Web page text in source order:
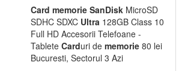
Card memorie SanDisk MicroSD
SDHC SDXC Ultra 128GB Class 10
Full HD Accesorii Telefoane -
Tablete Carduri de memorie 80 lei
Bucuresti, Sectorul 3 Azi